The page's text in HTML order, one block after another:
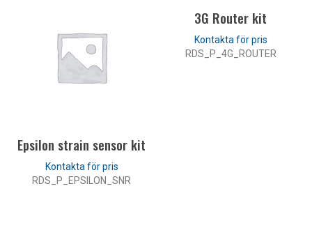
Epsilon strain sensor kit
RDS_P_EPSILON_SNR
3G Router kit
RDS_P_4G_ROUTER